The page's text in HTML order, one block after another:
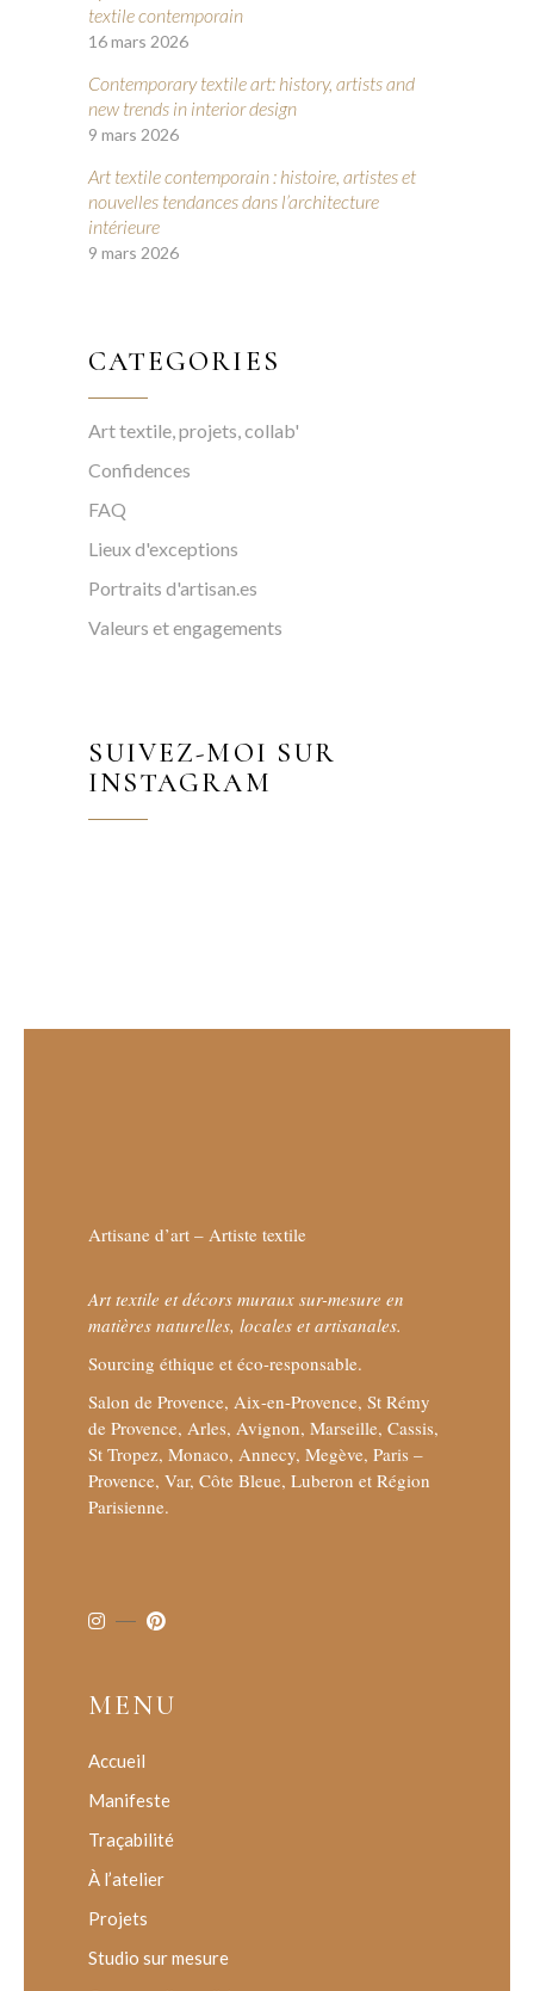
textile contemporain
16 mars 2026
Contemporary textile art: history, artists and
new trends in interior design
9 mars 2026
Art textile contemporain : histoire, artistes et
nouvelles tendances dans l’architecture
intérieure
9 mars 2026
CATEGORIES
Art textile, projets, collab'
Confidences
FAQ
Lieux d'exceptions
Portraits d'artisan.es
Valeurs et engagements
SUIVEZ-MOI SUR
INSTAGRAM
Artisane d’art – Artiste textile
Art textile et décors muraux sur-mesure en
matières naturelles, locales et artisanales.
Sourcing éthique et éco-responsable.
Salon de Provence, Aix-en-Provence, St Rémy
de Provence, Arles, Avignon, Marseille, Cassis,
St Tropez, Monaco, Annecy, Megève, Paris –
Provence, Var, Côte Bleue, Luberon et Région
Parisienne.
MENU
Accueil
Manifeste
Traçabilité
À l’atelier
Projets
Studio sur mesure